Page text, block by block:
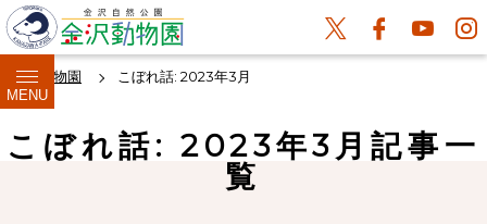
MENU
金沢動物園 こぼれ話: 2023年3月
こぼれ話: 2023年3月記事一
覧